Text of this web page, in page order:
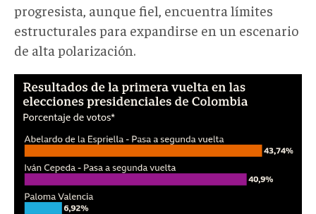
progresista, aunque fiel, encuentra límites
estructurales para expandirse en un escenario
de alta polarización.
Screenshot
2026-
06-
01
at
15-
31-